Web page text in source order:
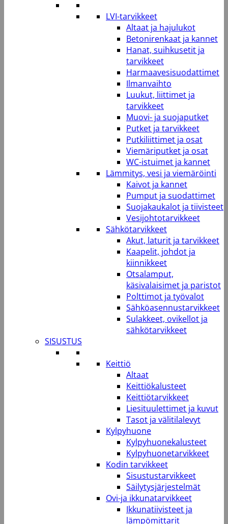
LVI-tarvikkeet
Altaat ja hajulukot
Betonirenkaat ja kannet
Hanat, suihkusetit ja
tarvikkeet
Harmaavesisuodattimet
Ilmanvaihto
Luukut, liittimet ja
tarvikkeet
Muovi- ja suojaputket
Putket ja tarvikkeet
Putkiliittimet ja osat
Viemäriputket ja osat
WC-istuimet ja kannet
Lämmitys, vesi ja viemäröinti
Kaivot ja kannet
Pumput ja suodattimet
Suojakaukalot ja tiivisteet
Vesijohtotarvikkeet
Sähkötarvikkeet
Akut, laturit ja tarvikkeet
Kaapelit, johdot ja
kiinnikkeet
Otsalamput,
käsivalaisimet ja paristot
Polttimot ja työvalot
Sähköasennustarvikkeet
Sulakkeet, ovikellot ja
sähkötarvikkeet
SISUSTUS
Keittiö
Altaat
Keittiökalusteet
Keittiötarvikkeet
Liesituulettimet ja kuvut
Tasot ja välitilalevyt
Kylpyhuone
Kylpyhuonekalusteet
Kylpyhuonetarvikkeet
Kodin tarvikkeet
Sisustustarvikkeet
Säilytysjärjestelmät
Ovi-ja ikkunatarvikkeet
Ikkunatiivisteet ja
lämpömittarit